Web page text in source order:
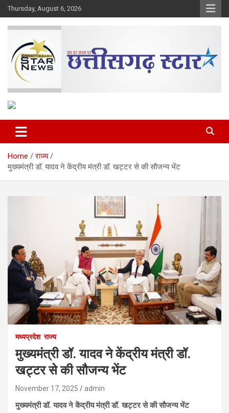
Skip
to
content
Thursday, August 6, 2026
Chhattisgarh Star
Home
राज्य
मुख्यमंत्री डॉ. यादव ने केंद्रीय मंत्री डॉ. खट्टर से की सौजन्य भेंट
मध्यप्रदेश राज्य
मुख्यमंत्री डॉ. यादव ने केंद्रीय मंत्री डॉ.
खट्टर से की सौजन्य भेंट
November 17, 2025 admin
मुख्यमंत्री डॉ. यादव ने केंद्रीय मंत्री डॉ. खट्टर से की सौजन्य भेंट